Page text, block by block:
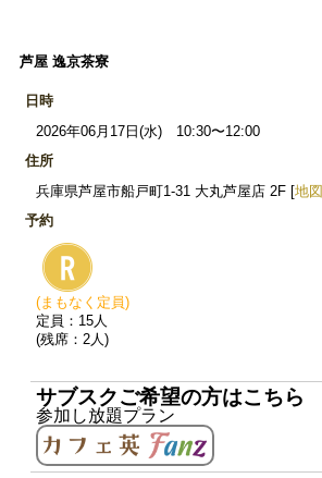
芦屋 逸京茶寮
日時
2026年06月17日(水) 10:30〜12:00
住所
兵庫県芦屋市船戸町1-31 大丸芦屋店 2F [地図
予約
(まもなく定員)
定員：15人
(残席：2人)
サブスクご希望の方はこちら
参加し放題プラン